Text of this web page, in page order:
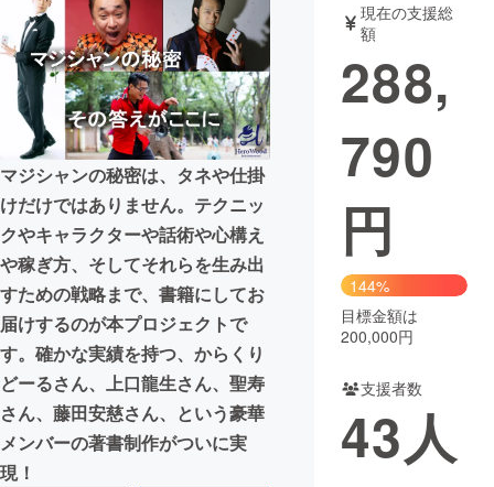
マジシャンの秘密は、タネや仕掛
けだけではありません。テクニッ
クやキャラクターや話術や心構え
や稼ぎ方、そしてそれらを生み出
すための戦略まで、書籍にしてお
届けするのが本プロジェクトで
す。確かな実績を持つ、からくり
どーるさん、上口龍生さん、聖寿
さん、藤田安慈さん、という豪華
メンバーの著書制作がついに実
現！
現在の支援総
額
288,
790
円
144%
目標金額は
200,000円
支援者数
43人